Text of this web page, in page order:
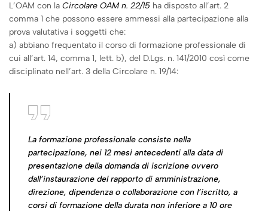
L’OAM con la Circolare OAM n. 22/15 ha disposto all’art. 2
comma 1 che possono essere ammessi alla partecipazione alla
prova valutativa i soggetti che:
a) abbiano frequentato il corso di formazione professionale di
cui all’art. 14, comma 1, lett. b), del D.Lgs. n. 141/2010 così come
disciplinato nell’art. 3 della Circolare n. 19/14:
La formazione professionale consiste nella
partecipazione, nei 12 mesi antecedenti alla data di
presentazione della domanda di iscrizione ovvero
dall’instaurazione del rapporto di amministrazione,
direzione, dipendenza o collaborazione con l’iscritto, a
corsi di formazione della durata non inferiore a 10 ore